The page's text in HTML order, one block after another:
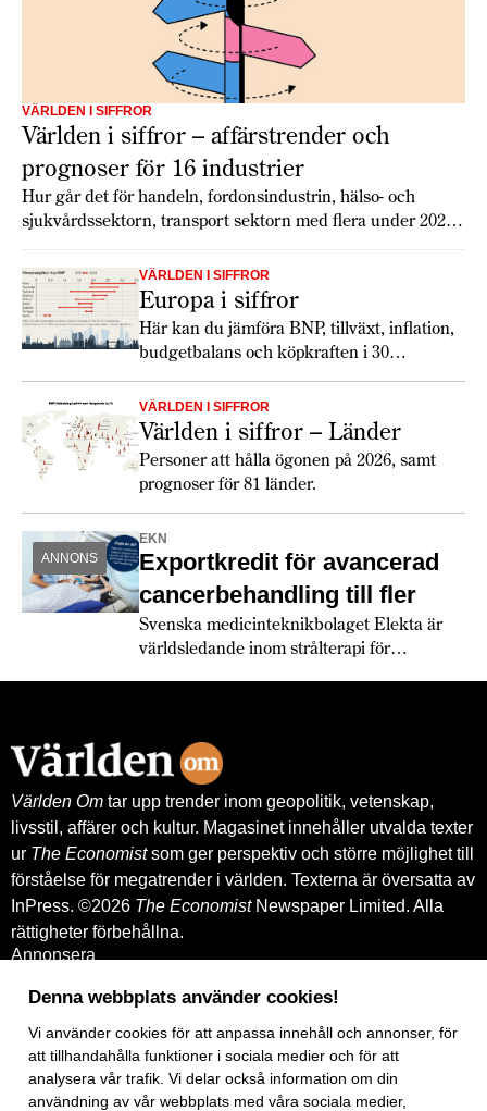
VÄRLDEN I SIFFROR
Världen i siffror – affärstrender och
prognoser för 16 industrier
Hur går det för handeln, fordonsindustrin, hälso- och
sjukvårdssektorn, transport sektorn med flera under 2026?
16 branscher som ger en inblick i tillväxt, utmaningar och
möjligheter.
VÄRLDEN I SIFFROR
Europa i siffror
Här kan du jämföra BNP, tillväxt, inflation,
budgetbalans och köpkraften i 30
något 2026, och lönerna har utvecklats
snabbare än inflationen. De europeiska
konsumenterna verkar dock fortfarande
hålla hårt i plånboken. Största
förändringen 2026 är de ökade
försvarsanslagen och att den växande
politiska klyftan mellan USA och Europa
får europeiska länder att köpa allt mer från
europeiska leverantörer.
VÄRLDEN I SIFFROR
Världen i siffror – Länder
Personer att hålla ögonen på 2026, samt
prognoser för 81 länder.
ANNONS
EKN
Exportkredit för avancerad
cancerbehandling till fler
Svenska medicinteknikbolaget Elekta är
världsledande inom strålterapi för
Exportkreditnämnden, EKN.
Världen Om tar upp trender inom geopolitik, vetenskap,
livsstil, affärer och kultur. Magasinet innehåller utvalda texter
ur The Economistsom ger perspektiv och större möjlighet till
förståelse för megatrender i världen. Texterna är översatta av
InPress. ©2026 The EconomistNewspaper Limited. Alla
rättigheter förbehållna.
Annonsera
Kontakt
Köp tidigare nummer
www.inpress.com
E-tidningen
Om cookies
Denna webbplats använder cookies!
Vi använder cookiesför att anpassa innehåll och annonser, för
att tillhandahålla funktioner i sociala medier och för att
analysera vår trafik. Vi delar också information om din
användning av vår webbplats med våra sociala medier,